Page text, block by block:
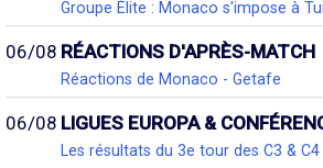
Groupe Élite : Monaco s'impose à
06/08 RÉACTIONS D'APRÈS-MATCH
Réactions de Monaco - Getafe
06/08 LIGUES EUROPA &
Les résultats du 3e tour des C3 & C4